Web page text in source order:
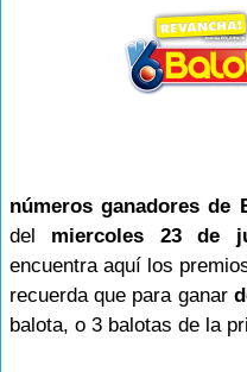
números ganadores de
del miercoles 23 de
encuentra aquí los
recuerda que para ganar
balota, o 3 balotas de la